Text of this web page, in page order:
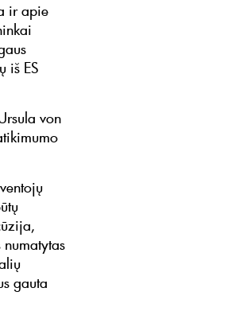
ir apie
iš ES
von
gauta